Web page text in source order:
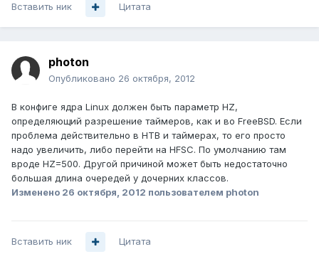
Вставить ник Цитата
photon
Опубликовано 26 октября, 2012
В конфиге ядра Linux должен быть параметр HZ,
определяющий разрешение таймеров, как и во FreeBSD. Если
проблема действительно в HTB и таймерах, то его просто
надо увеличить, либо перейти на HFSC. По умолчанию там
вроде HZ=500. Другой причиной может быть недостаточно
большая длина очередей у дочерних классов.
Изменено 26 октября, 2012 пользователем photon
Вставить ник Цитата